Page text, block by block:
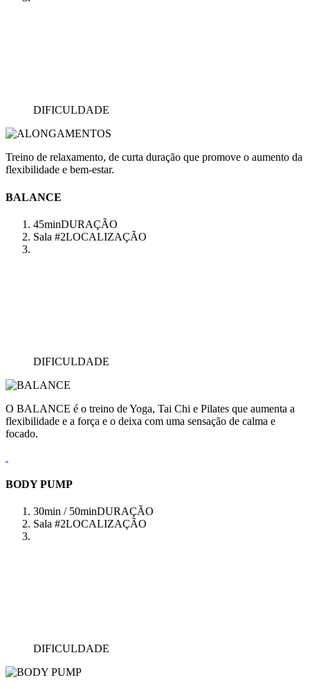
DIFICULDADE
Treino de relaxamento, de curta duração que promove o aumento da
flexibilidade e bem-estar.
BALANCE
45minDURAÇÃO
Sala #2LOCALIZAÇÃO
DIFICULDADE
O BALANCE é o treino de Yoga, Tai Chi e Pilates que aumenta a
flexibilidade e a força e o deixa com uma sensação de calma e
focado.
BODY PUMP
30min / 50minDURAÇÃO
Sala #2LOCALIZAÇÃO
DIFICULDADE